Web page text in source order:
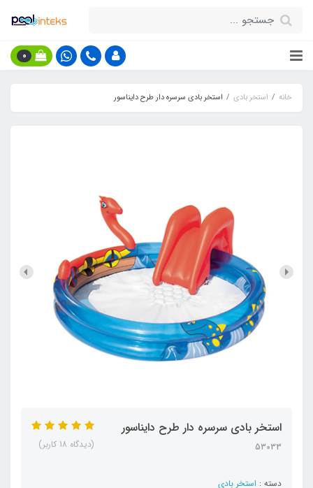
0
خانه استخر بادی استخر بادی سرسره دار طرح دایناسور
استخر بادی سرسره دار طرح دایناسور
53033
دسته : استخر بادی
(دیدگاه 18 کاربر)